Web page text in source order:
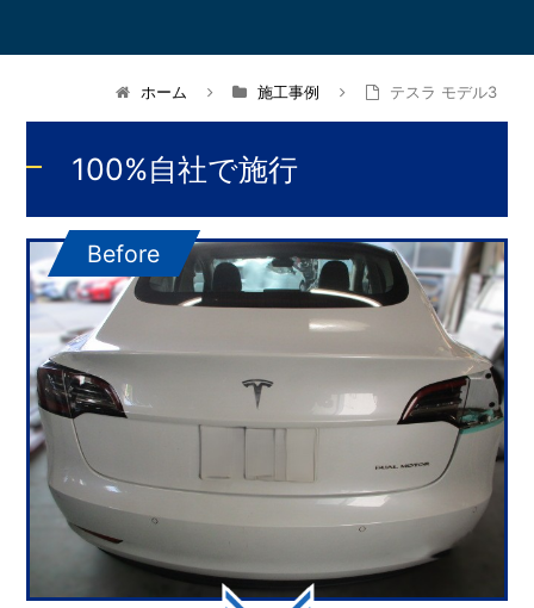
ホーム 施工事例 テスラ モデル3
100%自社で施行
Before